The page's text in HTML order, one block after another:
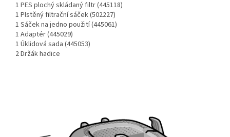
1 PES plochý skládaný filtr (445118)
1 Plstěný filtrační sáček (502227)
1 Sáček na jedno použití (445061)
1 Adaptér (445029)
1 Úklidová sada (445053)
2 Držák hadice